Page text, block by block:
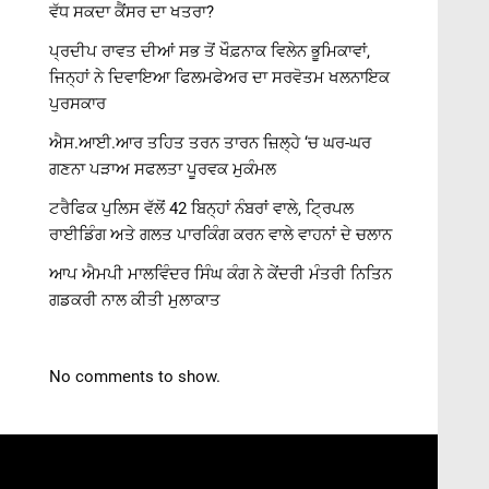
ਵੱਧ ਸਕਦਾ ਕੈਂਸਰ ਦਾ ਖਤਰਾ?
ਪ੍ਰਦੀਪ ਰਾਵਤ ਦੀਆਂ ਸਭ ਤੋਂ ਖੌਫ਼ਨਾਕ ਵਿਲੇਨ ਭੂਮਿਕਾਵਾਂ,
ਜਿਨ੍ਹਾਂ ਨੇ ਦਿਵਾਇਆ ਫਿਲਮਫੇਅਰ ਦਾ ਸਰਵੋਤਮ ਖਲਨਾਇਕ
ਪੁਰਸਕਾਰ
ਐਸ.ਆਈ.ਆਰ ਤਹਿਤ ਤਰਨ ਤਾਰਨ ਜ਼ਿਲ੍ਹੇ ‘ਚ ਘਰ-ਘਰ
ਗਣਨਾ ਪੜਾਅ ਸਫਲਤਾ ਪੂਰਵਕ ਮੁਕੰਮਲ
ਟਰੈਫਿਕ ਪੁਲਿਸ ਵੱਲੋਂ 42 ਬਿਨ੍ਹਾਂ ਨੰਬਰਾਂ ਵਾਲੇ, ਟ੍ਰਿਪਲ
ਰਾਈਡਿੰਗ ਅਤੇ ਗਲਤ ਪਾਰਕਿੰਗ ਕਰਨ ਵਾਲੇ ਵਾਹਨਾਂ ਦੇ ਚਲਾਨ
ਆਪ ਐਮਪੀ ਮਾਲਵਿੰਦਰ ਸਿੰਘ ਕੰਗ ਨੇ ਕੇਂਦਰੀ ਮੰਤਰੀ ਨਿਤਿਨ
ਗਡਕਰੀ ਨਾਲ ਕੀਤੀ ਮੁਲਾਕਾਤ
No comments to show.